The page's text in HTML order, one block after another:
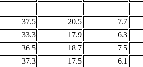
37.5 20.5 7.7
33.3 17.9 6.3
36.5 18.7 7.5
37.3 17.5 6.1